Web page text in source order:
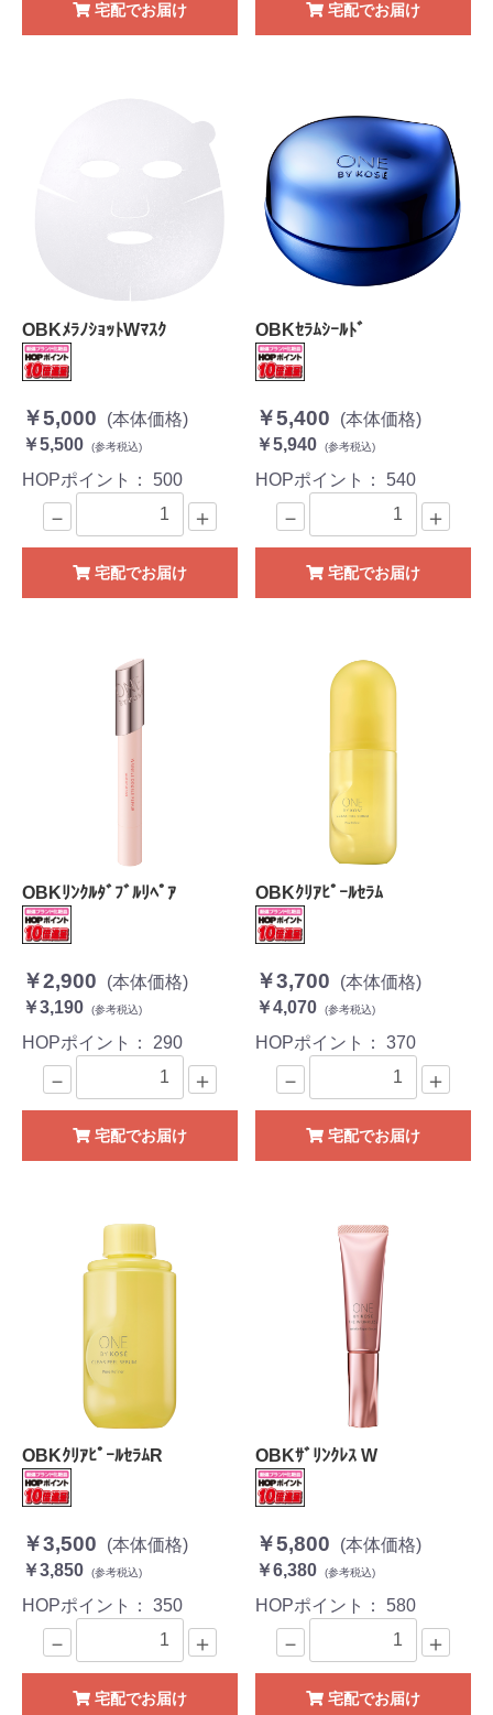
宅配でお届け 宅配でお届け
OBKﾒﾗﾉｼｮｯﾄWﾏｽｸ
￥5,000
(本体価格)
￥5,500
(参考税込)
HOPポイント： 500
－ ＋
宅配でお届け
OBKｾﾗﾑｼｰﾙﾄﾞ
￥5,400
(本体価格)
￥5,940
(参考税込)
HOPポイント： 540
－ ＋
宅配でお届け
OBKﾘﾝｸﾙﾀﾞﾌﾞﾙﾘﾍﾟｱ
￥2,900
(本体価格)
￥3,190
(参考税込)
HOPポイント： 290
－ ＋
宅配でお届け
OBKｸﾘｱﾋﾟｰﾙｾﾗﾑ
￥3,700
(本体価格)
￥4,070
(参考税込)
HOPポイント： 370
－ ＋
宅配でお届け
OBKｸﾘｱﾋﾟｰﾙｾﾗﾑR
￥3,500
(本体価格)
￥3,850
(参考税込)
HOPポイント： 350
－ ＋
宅配でお届け
OBKｻﾞﾘﾝｸﾚｽ W
￥5,800
(本体価格)
￥6,380
(参考税込)
HOPポイント： 580
－ ＋
宅配でお届け